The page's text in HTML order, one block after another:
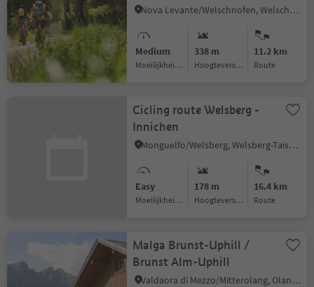
Ega/Eggen
Nova Levante/Welschnofen, Welschnofen/Nova Levante, Dolomites Region Eggental
Medium
Moeilijkheidsgraad
338 m
Hoogteverschil
11.2 km
Route
Cicling route Welsberg -
Innichen
Monguelfo/Welsberg, Welsberg-Taisten/Monguelfo-Tesido
Easy
Moeilijkheidsgraad
178 m
Hoogteverschil
16.4 km
Route
Malga Brunst-Uphill /
Brunst Alm-Uphill
Valdaora di Mezzo/Mitterolang, Olang/Valdaora, Dolomites Region Kronplatz/Plan de Corones